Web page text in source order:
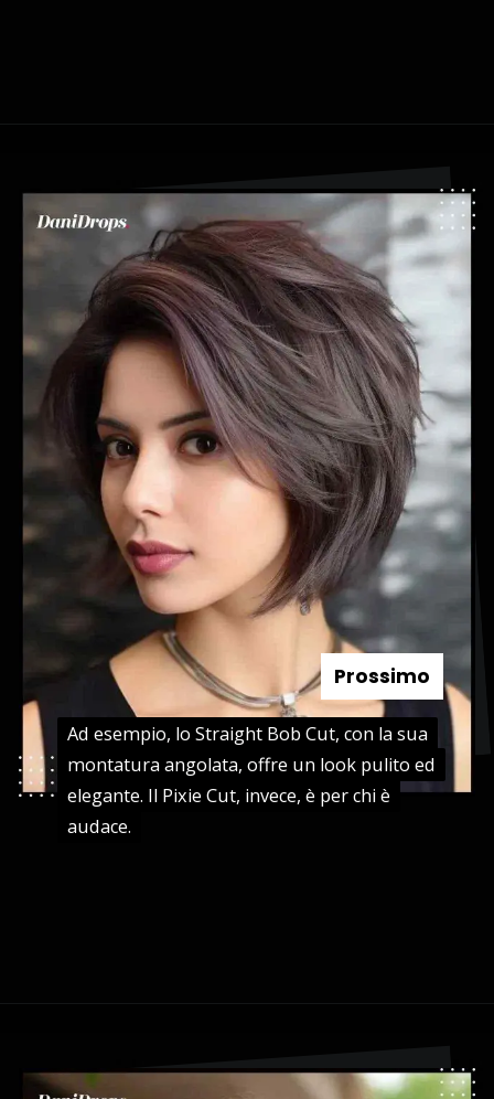
Ad esempio, lo Straight Bob Cut, con la sua
montatura angolata, offre un look pulito ed
elegante. Il Pixie Cut, invece, è per chi è
audace.
Ad esempio, lo Straight Bob Cut, con la sua
montatura angolata, offre un look pulito ed
elegante. Il Pixie Cut, invece, è per chi è
audace.
Prossimo